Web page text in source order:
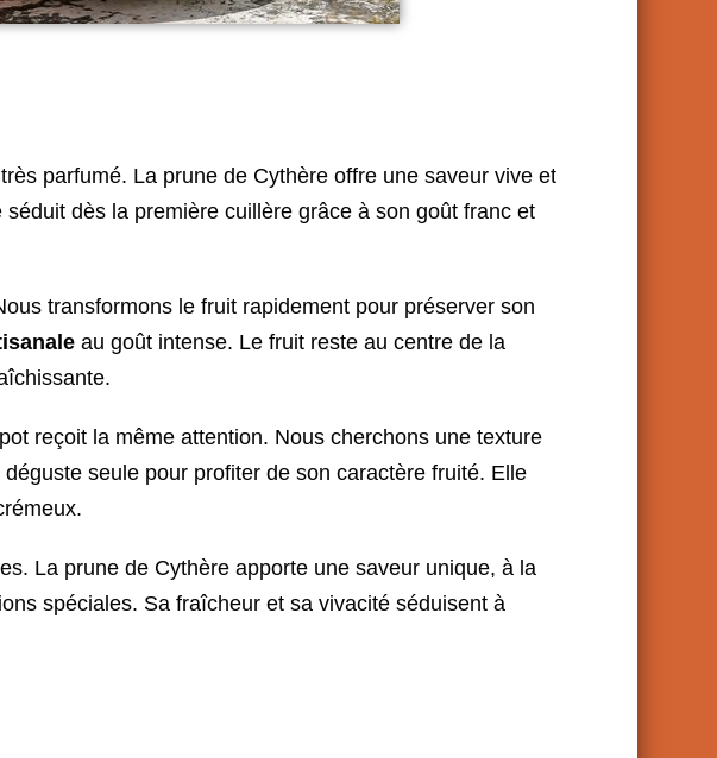
parfumé. La prune de Cythère offre une saveur vive et
dès la première cuillère grâce à son goût franc et
transformons le fruit rapidement pour préserver son
au goût intense. Le fruit reste au centre de la
reçoit la même attention. Nous cherchons une texture
seule pour profiter de son caractère fruité. Elle
La prune de Cythère apporte une saveur unique, à la
spéciales. Sa fraîcheur et sa vivacité séduisent à